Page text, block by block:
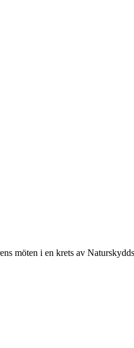
möten i en krets av